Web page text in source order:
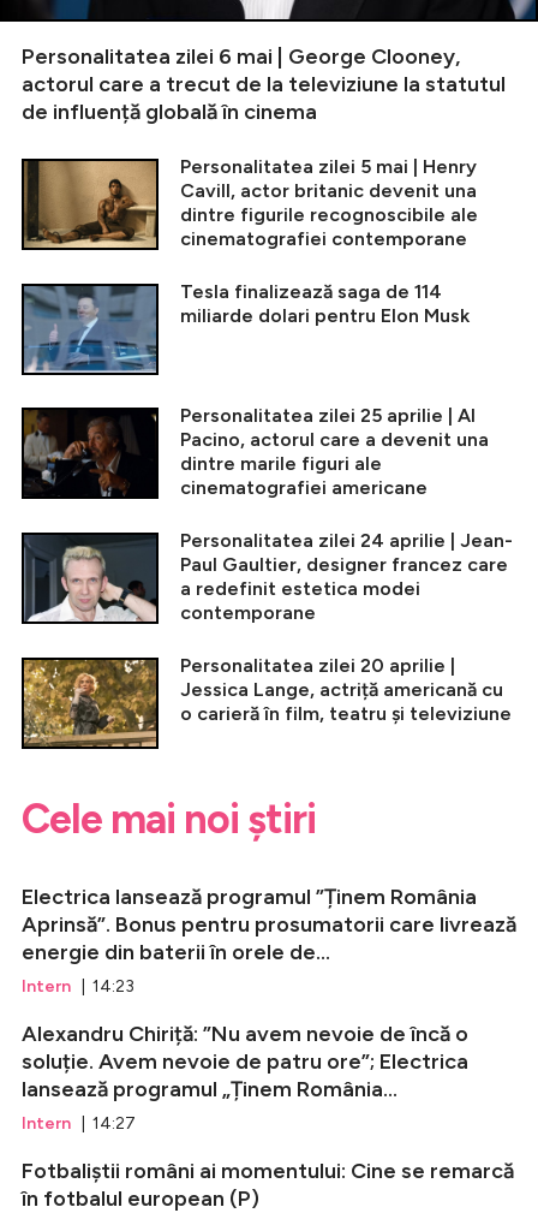
Personalitatea zilei 6 mai | George Clooney,
actorul care a trecut de la televiziune la statutul
de influență globală în cinema
Personalitatea zilei 5 mai | Henry
Cavill, actor britanic devenit una
dintre figurile recognoscibile ale
cinematografiei contemporane
Tesla finalizează saga de 114
miliarde dolari pentru Elon Musk
Personalitatea zilei 25 aprilie | Al
Pacino, actorul care a devenit una
dintre marile figuri ale
cinematografiei americane
Personalitatea zilei 24 aprilie | Jean-
Paul Gaultier, designer francez care
a redefinit estetica modei
contemporane
Personalitatea zilei 20 aprilie |
Jessica Lange, actriță americană cu
o carieră în film, teatru și televiziune
Cele mai noi știri
Electrica lansează programul ”Ținem România
Aprinsă”. Bonus pentru prosumatorii care livrează
energie din baterii în orele de...
Intern | 14:23
Alexandru Chiriță: ”Nu avem nevoie de încă o
soluție. Avem nevoie de patru ore”; Electrica
lansează programul „Ținem România...
Intern | 14:27
Fotbaliștii români ai momentului: Cine se remarcă
în fotbalul european (P)